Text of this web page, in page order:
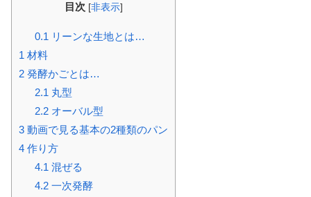
目次 [非表示]
0.1 リーンな生地とは…
1 材料
2 発酵かごとは…
2.1 丸型
2.2オーバル型
3 動画で見る基本の2種類のパン
4 作り方
4.1 混ぜる
4.2一次発酵